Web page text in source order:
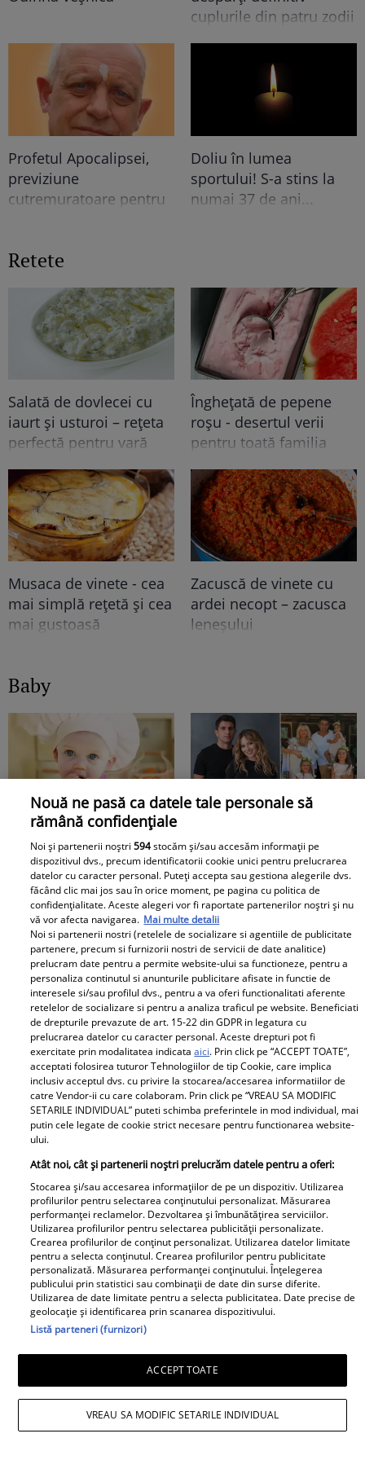
pentru oricine: "Cu…
cuplurile din patru zodii
Profetul Apocalipsei,
previziune
cutremuratoare pentru
TERIBIL
Doliu în lumea
sportului! S-a stins la
numai 37 de ani...
Retete
Salată de dovlecei cu
iaurt și usturoi – rețeta
perfectă pentru vară
Înghețată de pepene
roșu - desertul verii
pentru toată familia
Musaca de vinete - cea
mai simplă rețetă și cea
mai gustoasă
Zacuscă de vinete cu
ardei necopt – zacusca
leneșului
Baby
Topul alimentelor din
supermarket
periculoase pentru
copii. Atenționarea
nutriționiștilor
Cosmin Curticăpean, a
făcut cel mai așteptat
anunț - a spus sexul
celui de-al 5-lea copil!!
După 4 fetițe urmează...
Ce frumoooos!
Lucruri esențiale pentru
un start bun în
dezvoltarea copiilor
Dr. Mihai Craiu:
Manevrele esențiale de
prim ajutor în cazul în
care copilul se îneacă
Diva Hair
Cine au fost părinții lui
Nicușor Dan. Cu mama
contabilă și tatăl
muncitor, primarul
capitalei a dus o viață
modestă în Făgăraș
Clipe extrem de grele
pentru Angela Similea.
A rămas fără una dintre
cele mai dragi persoane
Iulia Vântur, adevărul
Cine este Roxana,
Nouă ne pasă ca datele tale personale să
rămână confidențiale
Noi și partenerii noștri594stocăm și/sau accesăm informații pe
dispozitivul dvs., precum identificatorii cookie unici pentru prelucrarea
datelor cu caracter personal. Puteți accepta sau gestiona alegerile dvs.
făcând clic mai jos sau în orice moment, pe pagina cu politica de
confidențialitate. Aceste alegeri vor fi raportate partenerilor noștri și nu
vă vor afecta navigarea. Mai multe detalii
Noi si partenerii nostri (retelele de socializare si agentiile de publicitate
partenere, precum si furnizorii nostri de servicii de date analitice)
prelucram date pentru a permite website-ului sa functioneze, pentru a
personaliza continutul si anunturile publicitare afisate in functie de
interesele si/sau profilul dvs., pentru a va oferi functionalitati aferente
retelelor de socializare si pentru a analiza traficul pe website. Beneficiati
de drepturile prevazute de art. 15-22 din GDPR in legatura cu
prelucrarea datelor cu caracter personal. Aceste drepturi pot fi
exercitate prin modalitatea indicataaici. Prin click pe “ACCEPT TOATE”,
acceptati folosirea tuturor Tehnologiilor de tip Cookie, care implica
inclusiv acceptul dvs. cu privire la stocarea/accesarea informatiilor de
catre Vendor-ii cu care colaboram. Prin click pe “VREAU SA MODIFIC
SETARILE INDIVIDUAL” puteti schimba preferintele in mod individual, mai
putin cele legate de cookie strict necesare pentru functionarea website-
ului.
Atât noi, cât și partenerii noștri prelucrăm datele pentru a oferi:
Stocarea și/sau accesarea informațiilor de pe un dispozitiv. Utilizarea
profilurilor pentru selectarea conținutului personalizat. Măsurarea
performanței reclamelor. Dezvoltarea și îmbunătățirea serviciilor.
Utilizarea profilurilor pentru selectarea publicității personalizate.
Crearea profilurilor de conținut personalizat. Utilizarea datelor limitate
pentru a selecta conținutul. Crearea profilurilor pentru publicitate
personalizată. Măsurarea performanței conținutului. Înțelegerea
publicului prin statistici sau combinații de date din surse diferite.
Utilizarea de date limitate pentru a selecta publicitatea. Date precise de
geolocație și identificarea prin scanarea dispozitivului.
Listă parteneri (furnizori)
ACCEPT TOATE
VREAU SA MODIFIC SETARILE INDIVIDUAL